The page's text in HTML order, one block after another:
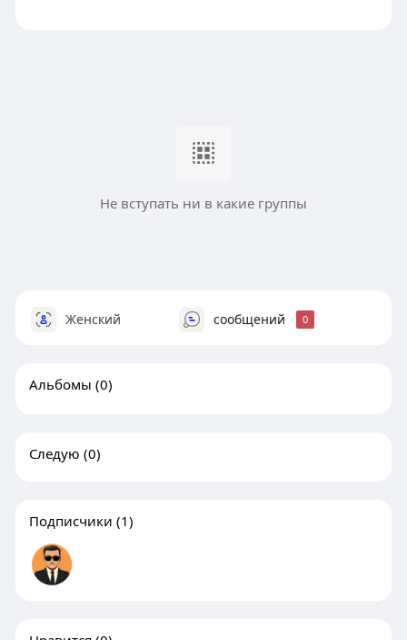
Не вступать ни в какие группы
Женский сообщений 0
Альбомы (0)
Следую (0)
Подписчики (1)